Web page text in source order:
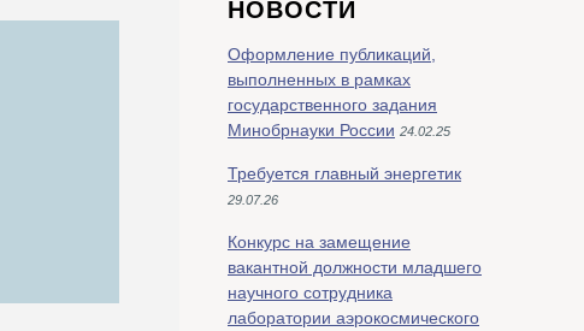
НОВОСТИ
Оформление публикаций,
выполненных в рамках
государственного задания
Минобрнауки России 24.02.25
Требуется главный энергетик
29.07.26
Конкурс на замещение
вакантной должности младшего
научного сотрудника
лаборатории аэрокосмического